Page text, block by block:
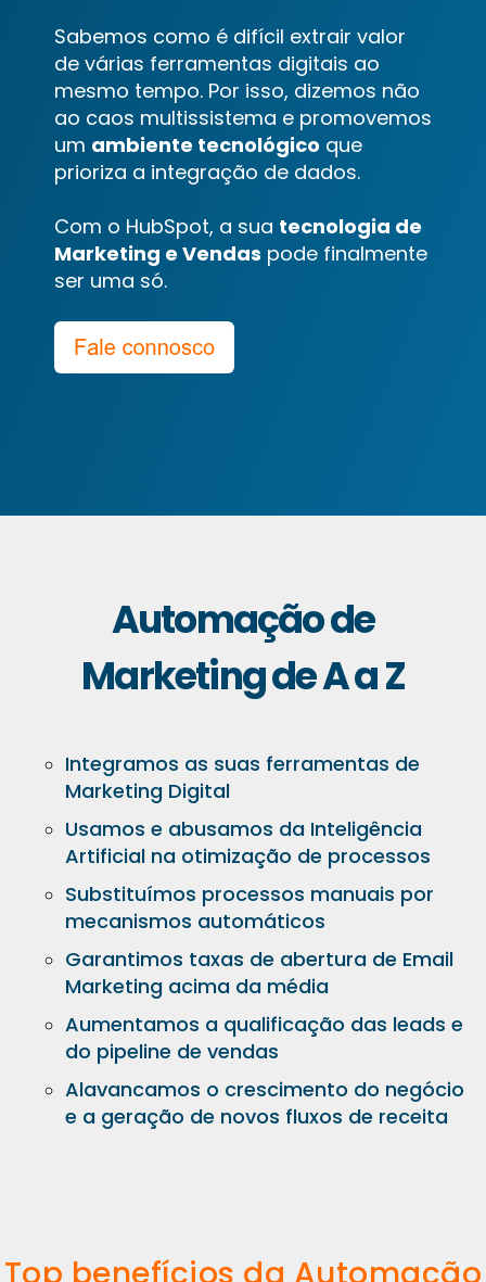
Sabemos como é difícil extrair valor
de várias ferramentas digitais ao
mesmo tempo. Por isso, dizemos não
ao caos multissistema e promovemos
um ambiente tecnológico que
prioriza a integração de dados.
Com o HubSpot, a sua tecnologia de
Marketing e Vendas pode finalmente
ser uma só.
Automação de
Marketing de A a Z
Integramos as suas ferramentas de
Marketing Digital
Usamos e abusamos da Inteligência
Artificial na otimização de processos
Substituímos processos manuais por
mecanismos automáticos
Garantimos taxas de abertura de Email
Marketing acima da média
Aumentamos a qualificação das leads e
do pipeline de vendas
Alavancamos o crescimento do negócio
e a geração de novos fluxos de receita